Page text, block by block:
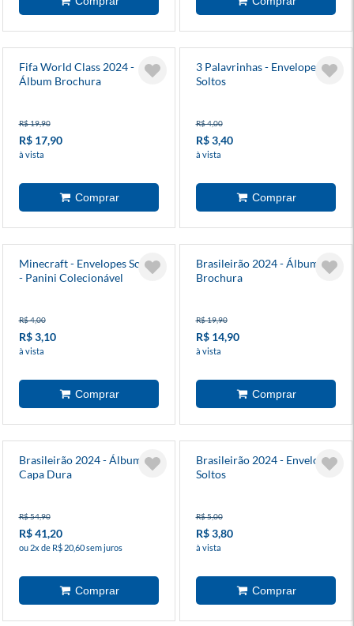
Fifa World Class 2024 -
Álbum Brochura
R$ 19,90
R$ 17,90
à vista
3 Palavrinhas - Envelopes
Soltos
R$ 4,00
R$ 3,40
à vista
Minecraft - Envelopes Soltos
- Panini Colecionável
R$ 4,00
R$ 3,10
à vista
Brasileirão 2024 - Álbum
Brochura
R$ 19,90
R$ 14,90
à vista
Brasileirão 2024 - Álbum
Capa Dura
R$ 54,90
R$ 41,20
ou 2x de R$ 20,60 sem juros
Brasileirão 2024 - Envelopes
Soltos
R$ 5,00
R$ 3,80
à vista